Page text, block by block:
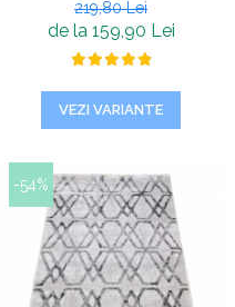
219,80 Lei
de la 159,90 Lei
VEZI VARIANTE
-54%